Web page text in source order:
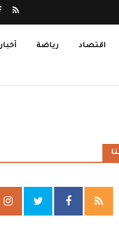
اقتصاد رياضة